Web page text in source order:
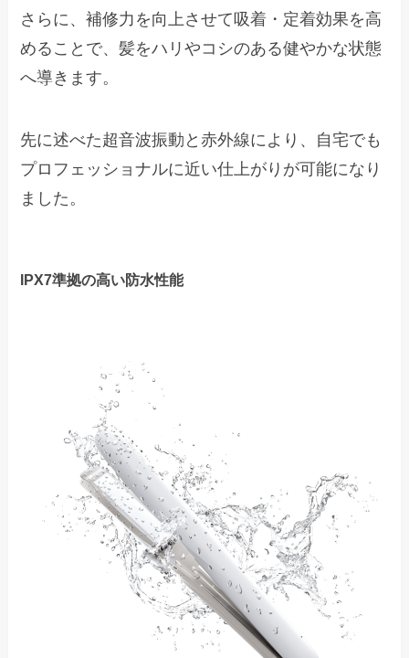
さらに、補修力を向上させて吸着・定着効果を高
めることで、髪をハリやコシのある健やかな状態
へ導きます。
先に述べた超音波振動と赤外線により、自宅でも
プロフェッショナルに近い仕上がりが可能になり
ました。
IPX7準拠の高い防水性能